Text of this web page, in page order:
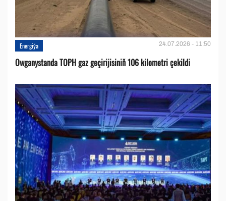
Energiýa 24.07.2026 - 11:50
Owganystanda TOPH gaz geçirijisiniň 106 kilometri çekildi